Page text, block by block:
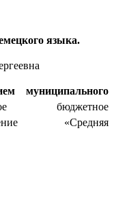
языка.
муниципального
бюджетное
«Средняя